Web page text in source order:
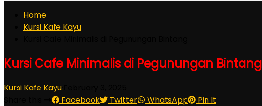
Home
Kursi Kafe Kayu
Kursi Cafe Minimalis di Pegunungan Bintang
Kursi Kafe Kayu
Facebook Twitter WhatsApp Pin It